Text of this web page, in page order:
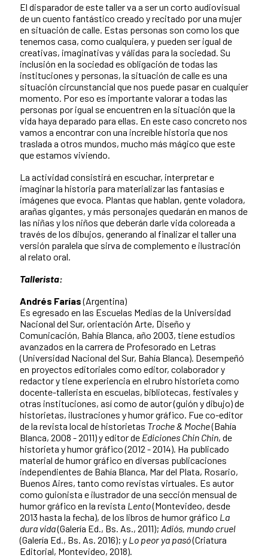
El disparador de este taller va a ser un corto audiovisual
de un cuento fantástico creado y recitado por una mujer
en situación de calle. Estas personas son como los que
tenemos casa, como cualquiera, y pueden ser igual de
creativas, imaginativas y válidas para la sociedad. Su
inclusión en la sociedad es obligación de todas las
instituciones y personas, la situación de calle es una
situación circunstancial que nos puede pasar en cualquier
momento. Por eso es importante valorar a todas las
personas por igual se encuentren en la situación que la
vida haya deparado para ellas. En este caso concreto nos
vamos a encontrar con una increíble historia que nos
traslada a otros mundos, mucho más mágico que este
que estamos viviendo.
La actividad consistirá en escuchar, interpretar e
imaginar la historia para materializar las fantasías e
imágenes que evoca. Plantas que hablan, gente voladora,
arañas gigantes, y más personajes quedarán en manos de
las niñas y los niños que deberán darle vida coloreada a
través de los dibujos, generando al finalizar el taller una
versión paralela que sirva de complemento e ilustración
al relato oral.
Tallerista:
Andrés Farías(Argentina)
Es egresado en las Escuelas Medias de la Universidad
Nacional del Sur, orientación Arte, Diseño y
Comunicación, Bahía Blanca, año 2003, tiene estudios
avanzados en la carrera de Profesorado en Letras
(Universidad Nacional del Sur, Bahía Blanca). Desempeñó
en proyectos editoriales como editor, colaborador y
redactor y tiene experiencia en el rubro historieta como
docente-tallerista en escuelas, bibliotecas, festivales y
otras instituciones, así como de autor (guión y dibujo) de
historietas, ilustraciones y humor gráfico. Fue co-editor
de la revista local de historietas Troche & Moche(Bahía
Blanca, 2008 - 2011) y editor de Ediciones Chin Chin, de
historieta y humor gráfico (2012 - 2014). Ha publicado
material de humor gráfico en diversas publicaciones
independientes de Bahía Blanca, Mar del Plata, Rosario,
Buenos Aires, tanto como revistas virtuales. Es autor
como guionista e ilustrador de una sección mensual de
humor gráfico en la revista Lento(Montevideo, desde
2013 hasta la fecha), de los libros de humor gráfico La
dura vida(Galería Ed., Bs. As., 2011); Adiós, mundo cruel
(Galería Ed., Bs. As. 2016); y Lo peor ya pasó(Criatura
Editorial, Montevideo, 2018).